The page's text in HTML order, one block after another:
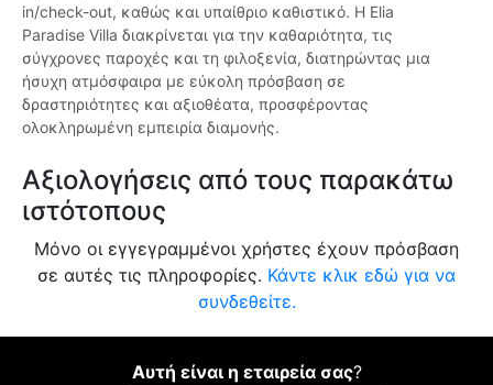
in/check-out, καθώς και υπαίθριο καθιστικό. Η Elia
Paradise Villa διακρίνεται για την καθαριότητα, τις
σύγχρονες παροχές και τη φιλοξενία, διατηρώντας μια
ήσυχη ατμόσφαιρα με εύκολη πρόσβαση σε
δραστηριότητες και αξιοθέατα, προσφέροντας
ολοκληρωμένη εμπειρία διαμονής.
Αξιολογήσεις από τους παρακάτω
ιστότοπους
Μόνο οι εγγεγραμμένοι χρήστες έχουν πρόσβαση
σε αυτές τις πληροφορίες. Κάντε κλικ εδώ για να
συνδεθείτε.
Αυτή είναι η εταιρεία σας?